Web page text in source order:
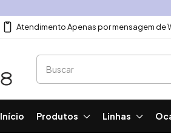
Atendimento Apenas por mensagem de
Início Produtos Linhas